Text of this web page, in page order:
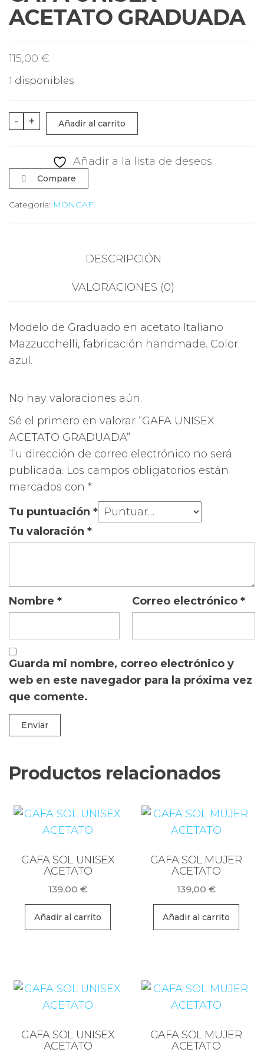
ACETATO GRADUADA
115,00 €
1 disponibles
-
GAFA
UNISEX
GRADUADA
cantidad
+ Añadir al carrito
Añadir a la lista de deseos
Compare
Categoría: MONGAF
DESCRIPCIÓN
VALORACIONES (0)
Modelo de Graduado en acetato Italiano
Mazzucchelli, fabricación handmade. Color
azul.
No hay valoraciones aún.
Sé el primero en valorar “GAFA UNISEX
ACETATO GRADUADA”
Tu dirección de correo electrónico no será
publicada. Los campos obligatorios están
marcados con *
Tu puntuación *
Tu valoración *
Nombre * Correo electrónico *
Guarda mi nombre, correo electrónico y
web en este navegador para la próxima vez
que comente.
Productos relacionados
GAFA SOL UNISEX
ACETATO
139,00€
Añadir al carrito
GAFA SOL MUJER
ACETATO
139,00 €
Añadir al carrito
GAFA SOL UNISEX
ACETATO
GAFA SOL MUJER
ACETATO